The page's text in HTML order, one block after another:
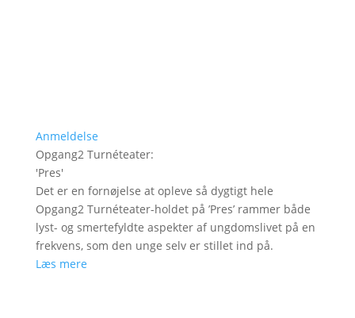
Anmeldelse
Opgang2 Turnéteater:
'Pres'
Det er en fornøjelse at opleve så dygtigt hele
Opgang2 Turnéteater-holdet på ’Pres’ rammer både
lyst- og smertefyldte aspekter af ungdomslivet på en
frekvens, som den unge selv er stillet ind på.
Læs mere